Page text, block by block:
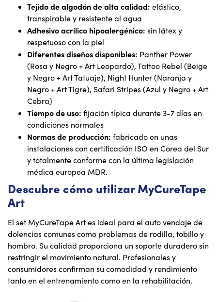
Tejido de algodón de alta calidad: elástico,
transpirable y resistente al agua
Adhesivo acrílico hipoalergénico: sin látex y
respetuoso con la piel
Diferentes diseños disponibles: Panther Power
(Rosa y Negro + Art Leopardo), Tattoo Rebel (Beige
y Negro + Art Tatuaje), Night Hunter (Naranja y
Negro + Art Tigre), Safari Stripes (Azul y Negro + Art
Cebra)
Tiempo de uso: fijación típica durante 3-7 días en
condiciones normales
Normas de producción: fabricado en unas
instalaciones con certificación ISO en Corea del Sur
y totalmente conforme con la última legislación
médica europea MDR.
Descubre cómo utilizar MyCureTape
Art
El set MyCureTape Art es ideal para el auto vendaje de
dolencias comunes como problemas de rodilla, tobillo y
hombro. Su calidad proporciona un soporte duradero sin
restringir el movimiento natural. Profesionales y
consumidores confirman su comodidad y rendimiento
tanto en el entrenamiento como en la rehabilitación.